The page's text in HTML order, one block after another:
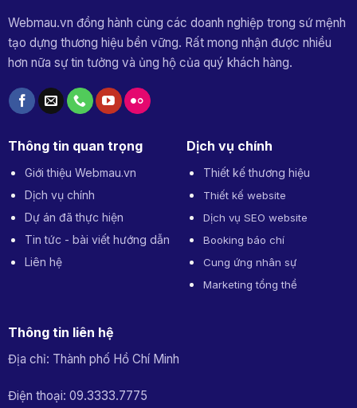
Webmau.vn đồng hành cùng các doanh nghiệp trong sứ mệnh
tạo dựng thương hiệu bền vững. Rất mong nhận được nhiều
hơn nữa sự tin tưởng và ủng hộ của quý khách hàng.
Thông tin quan trọng
Giới thiệu Webmau.vn
Dịch vụ chính
Dự án đã thực hiện
Tin tức - bài viết hướng dẫn
Liên hệ
Dịch vụ chính
Thiết kế thương hiệu
Thiết kế website
Dịch vụ SEO website
Booking báo chí
Cung ứng nhân sự
Marketing tổng thể
Thông tin liên hệ
Địa chỉ: Thành phố Hồ Chí Minh
Điện thoại: 09.3333.7775